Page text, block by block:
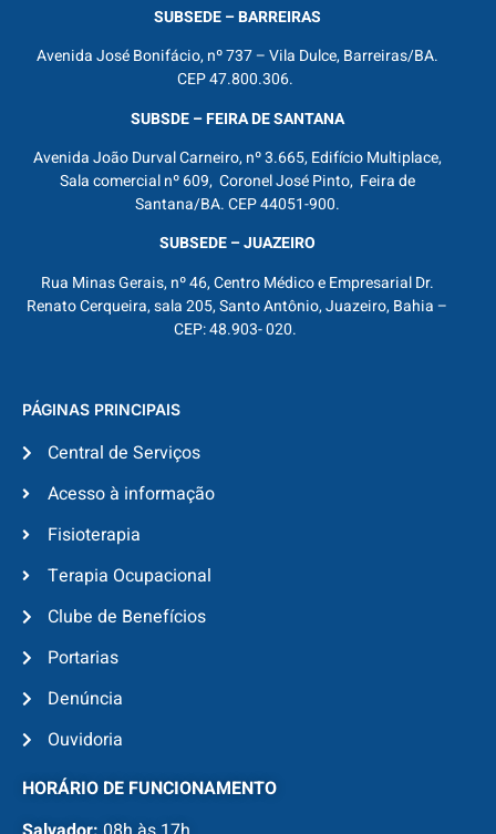
SUBSEDE – BARREIRAS
Avenida José Bonifácio, nº 737 – Vila Dulce, Barreiras/BA.
CEP 47.800.306.
SUBSDE – FEIRA DE SANTANA
Avenida João Durval Carneiro, nº 3.665, Edifício Multiplace,
Sala comercial nº 609, Coronel José Pinto, Feira de
Santana/BA. CEP 44051-900.
SUBSEDE – JUAZEIRO
Rua Minas Gerais, nº 46, Centro Médico e Empresarial Dr.
Renato Cerqueira, sala 205, Santo Antônio, Juazeiro, Bahia –
CEP: 48.903- 020.
PÁGINAS PRINCIPAIS
Central de Serviços
Acesso à informação
Fisioterapia
Terapia Ocupacional
Clube de Benefícios
Portarias
Denúncia
Ouvidoria
HORÁRIO DE FUNCIONAMENTO